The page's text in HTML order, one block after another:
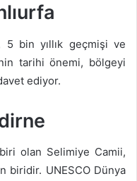
5 bin yıllık geçmişi ve
tarihi önemi, bölgeyi
ediyor.
biri olan Selimiye Camii,
biridir. UNESCO Dünya